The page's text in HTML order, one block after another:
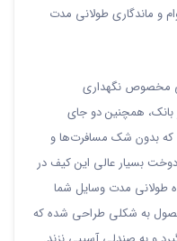
و ماندگاری طولانی مدت
مخصوص نگهداری
بانک، همچنین دو جای
بدون شک مسافرت‌ها و
بسیار عالی این کیف در
طولانی مدت وسایل شما
به شکلی طراحی شده که